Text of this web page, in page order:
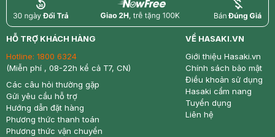
return nowfree price
HỖ TRỢ KHÁCH HÀNG
Hotline: 1800 6324
(Miễn phí , 08-22h kể cả T7, CN)
Các câu hỏi thường gặp
Gửi yêu cầu hỗ trợ
Hướng dẫn đặt hàng
Phương thức thanh toán
Phương thức vận chuyển
VỀ HASAKI.VN
Giới thiệu Hasaki.vn
Chính sách bảo mật
Điều khoản sử dụng
Hasaki cẩm nang
Tuyển dụng
Liên hệ